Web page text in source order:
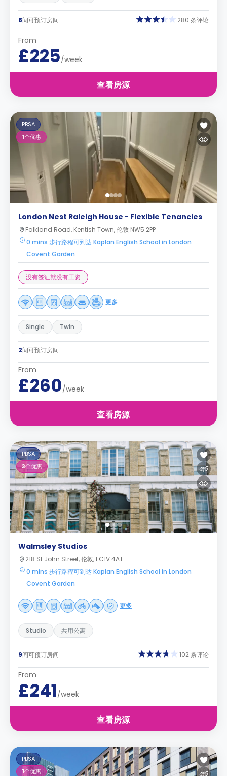
8间可预订房间 280 条评论
From
£225/week
查看房源
PBSA
1个优惠
London Nest Raleigh House - Flexible Tenancies
Falkland Road, Kentish Town, 伦敦 NW5 2PP
0 mins 步行路程可到达 Kaplan English School in London
Covent Garden
没有签证就没有工资
更多
Single Twin
2间可预订房间
From
£260/week
查看房源
PBSA
3个优惠
Walmsley Studios
218 St John Street, 伦敦, EC1V 4AT
0 mins 步行路程可到达 Kaplan English School in London
Covent Garden
更多
Studio 共用公寓
9间可预订房间 102 条评论
From
£241/week
查看房源
PBSA
1个优惠